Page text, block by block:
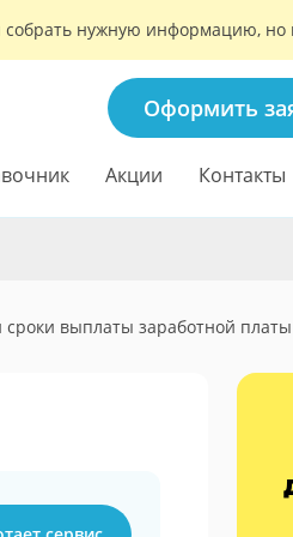
собрать нужную информацию,
Оформить
Акции Контакты
выплаты заработной платы